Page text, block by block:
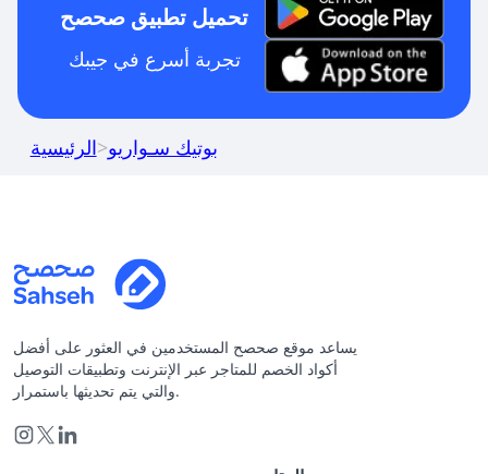
تحميل تطبيق صحصح
تجربة أسرع في جيبك
الرئيسية>بوتيك سـواريو
يساعد موقع صحصح المستخدمين في العثور على أفضل
أكواد الخصم للمتاجر عبر الإنترنت وتطبيقات التوصيل
والتي يتم تحديثها باستمرار.